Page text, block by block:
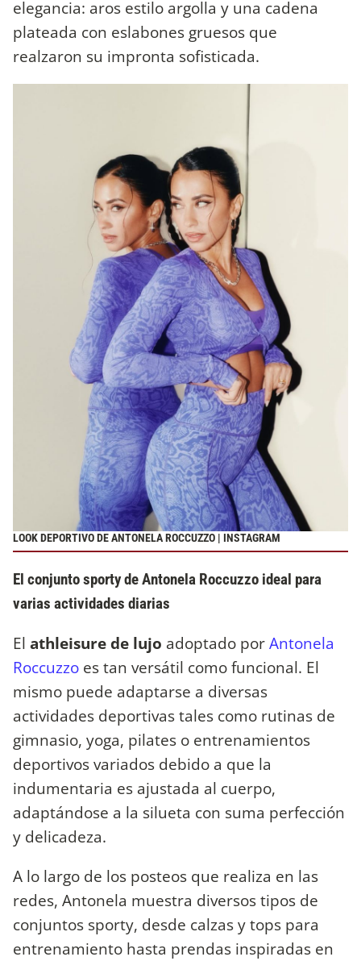
elegancia: aros estilo argolla y una cadena
plateada con eslabones gruesos que
realzaron su impronta sofisticada.
LOOK DEPORTIVO DE ANTONELA ROCCUZZO | INSTAGRAM
El conjunto sporty de Antonela Roccuzzo ideal para
varias actividades diarias
El athleisure de lujo adoptado porAntonela
Roccuzzo es tan versátil como funcional. El
mismo puede adaptarse a diversas
actividades deportivas tales como rutinas de
gimnasio, yoga, pilates o entrenamientos
deportivos variados debido a que la
indumentaria es ajustada al cuerpo,
adaptándose a la silueta con suma perfección
y delicadeza.
A lo largo de los posteos que realiza en las
redes, Antonela muestra diversos tipos de
conjuntos sporty, desde calzas y tops para
entrenamiento hasta prendas inspiradas en